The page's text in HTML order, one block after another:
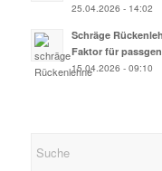
25.04.2026 - 14:02
Schräge
Faktor für
15.04.2026 - 09:10